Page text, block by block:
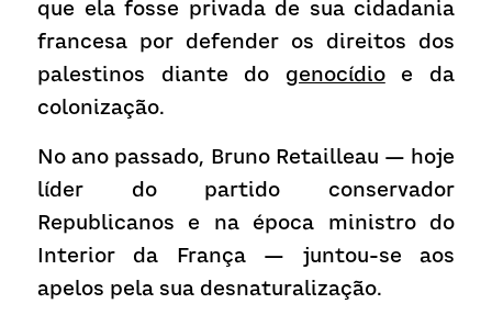
que ela fosse privada de sua cidadania
francesa por defender os direitos dos
palestinos diante do genocídio e da
colonização.
No ano passado, Bruno Retailleau — hoje
líder do partido conservador
Republicanos e na época ministro do
Interior da França — juntou-se aos
apelos pela sua desnaturalização.